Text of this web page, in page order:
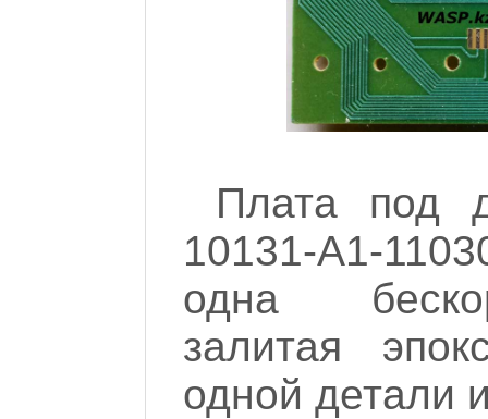
Плата под
10131-A1-
одна
залитая
одной детали